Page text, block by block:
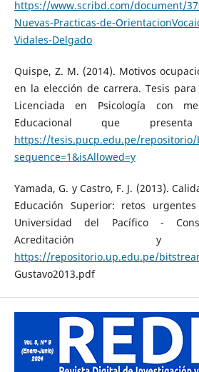
https://www.scribd.com/document/
Nuevas-Practicas-de-
Vidales-Delgado
Quispe, Z. M. (2014). Motivos
en la elección de carrera. Tesis
Licenciada en Psicología con
Educacional que
https://tesis.pucp.edu.pe/repositorio/
sequence=1&isAllowed=y
Yamada, G. y Castro, F. J. (2013).
Educación Superior: retos
Universidad del Pacífico -
Acreditación y
https://repositorio.up.edu.pe/
Gustavo2013.pdf